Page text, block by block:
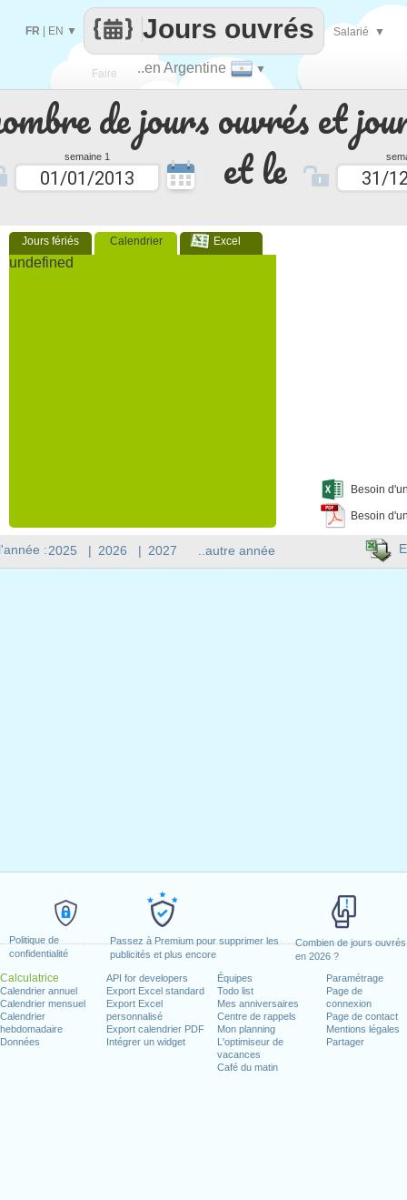
Politique de
confidentialité
Passez à Premium pour supprimer les
publicités et plus encore
Combien de jours ouvrés
en 2026 ?
Calculatrice
Calendrier annuel
Calendrier mensuel
Calendrier
hebdomadaire
Données
API for developers
Export Excel standard
Export Excel
personnalisé
Export calendrier PDF
Intégrer un widget
Équipes
Todo list
Mes anniversaires
Centre de rappels
Mon planning
L'optimiseur de
vacances
Café du matin
Paramétrage
Page de
connexion
Page de contact
Mentions légales
Partager
de jours ouvrés et
semaine 1 et le
Jours fériés Calendrier Excel
undefined
Besoin
Besoin
Faire
que
..en Argentine ▼
Jours ouvrés
FR EN ▼ Salarié ▼
:2025 | 2026 | 2027 ..autre année